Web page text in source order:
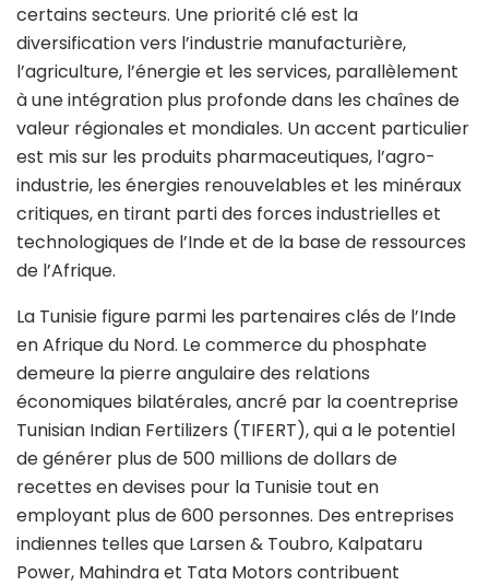
certains secteurs. Une priorité clé est la
diversification vers l’industrie manufacturière,
l’agriculture, l’énergie et les services, parallèlement
à une intégration plus profonde dans les chaînes de
valeur régionales et mondiales. Un accent particulier
est mis sur les produits pharmaceutiques, l’agro-
industrie, les énergies renouvelables et les minéraux
critiques, en tirant parti des forces industrielles et
technologiques de l’Inde et de la base de ressources
de l’Afrique.
La Tunisie figure parmi les partenaires clés de l’Inde
en Afrique du Nord. Le commerce du phosphate
demeure la pierre angulaire des relations
économiques bilatérales, ancré par la coentreprise
Tunisian Indian Fertilizers (TIFERT), qui a le potentiel
de générer plus de 500 millions de dollars de
recettes en devises pour la Tunisie tout en
employant plus de 600 personnes. Des entreprises
indiennes telles que Larsen & Toubro, Kalpataru
Power, Mahindra et Tata Motors contribuent